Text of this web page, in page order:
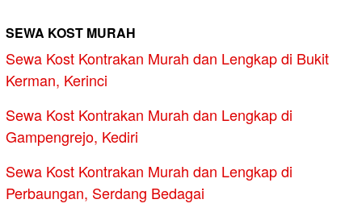
SEWA KOST MURAH
Sewa Kost Kontrakan Murah dan Lengkap di Bukit
Kerman, Kerinci
Sewa Kost Kontrakan Murah dan Lengkap di
Gampengrejo, Kediri
Sewa Kost Kontrakan Murah dan Lengkap di
Perbaungan, Serdang Bedagai